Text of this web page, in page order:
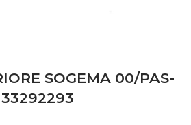
SOGEMA 00/PAS-
33292293